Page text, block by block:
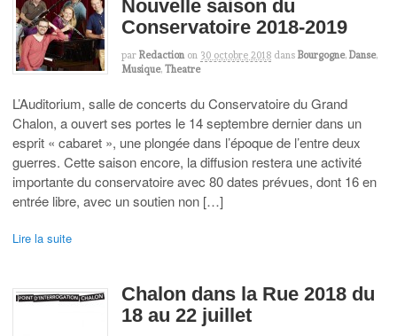
Nouvelle saison du
Conservatoire 2018-2019
par Redaction on 30 octobre 2018 dans Bourgogne, Danse,
Musique, Theatre
L’Auditorium, salle de concerts du Conservatoire du Grand
Chalon, a ouvert ses portes le 14 septembre dernier dans un
esprit « cabaret », une plongée dans l’époque de l’entre deux
guerres. Cette saison encore, la diffusion restera une activité
importante du conservatoire avec 80 dates prévues, dont 16 en
entrée libre, avec un soutien non […]
Lire la suite
Chalon dans la Rue 2018 du
18 au 22 juillet